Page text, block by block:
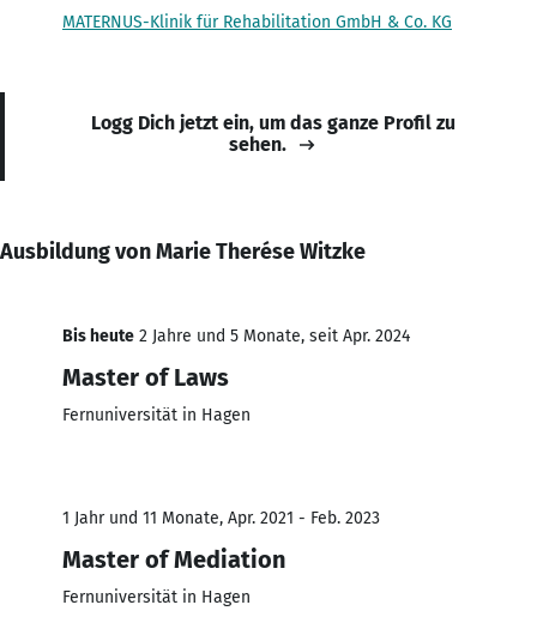
MATERNUS-Klinik für Rehabilitation GmbH & Co. KG
Logg Dich jetzt ein, um das ganze Profil zu
sehen.
Ausbildung von Marie Therése Witzke
Bis heute 2 Jahre und 5 Monate, seit Apr. 2024
Master of Laws
Fernuniversität in Hagen
1 Jahr und 11 Monate, Apr. 2021 - Feb. 2023
Master of Mediation
Fernuniversität in Hagen